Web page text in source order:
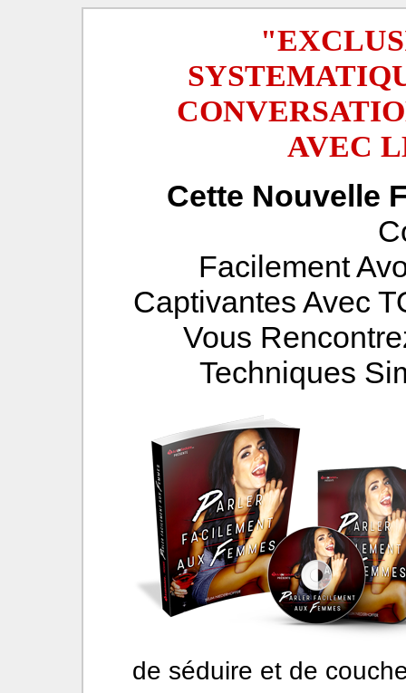
AVEC
Cette Nouvelle
Facilement
Captivantes Avec
Vous
Techniques
de séduire et de